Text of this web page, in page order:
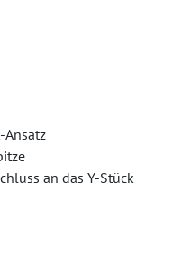
Ansatz
an das Y-Stück